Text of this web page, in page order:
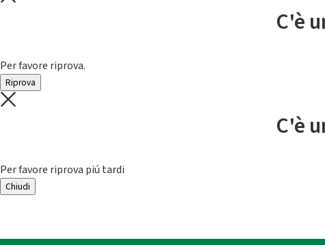
C'è
Per favore riprova.
Riprova
C'è
Per favore riprova piú tardi
Chiudi